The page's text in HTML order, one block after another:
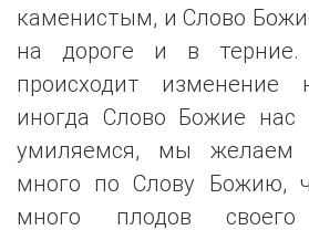
каменистым, и Слово
на дороге и в
происходит изменение
иногда Слово Божие нас
умиляемся, мы желаем
много по Слову Божию,
много плодов